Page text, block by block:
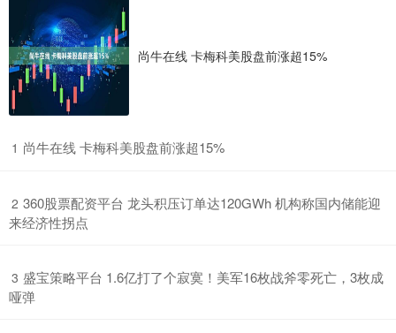
尚牛在线 卡梅科美股盘前涨超15%
1 ​尚牛在线 卡梅科美股盘前涨超15%
2 ​360股票配资平台 龙头积压订单达120GWh 机构称国内储能迎
来经济性拐点
3 ​盛宝策略平台 1.6亿打了个寂寞！美军16枚战斧零死亡，3枚成
哑弹